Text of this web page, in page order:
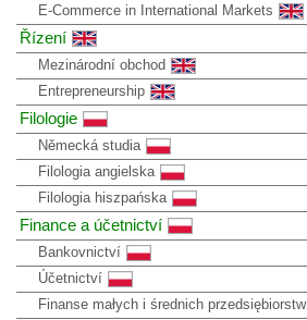
E-Commerce in International Markets
Řízení
Mezinárodní obchod
Entrepreneurship
Filologie
Německá studia
Filologia angielska
Filologia hiszpańska
Finance a účetnictví
Bankovnictví
Účetnictví
Finanse małych i średnich przedsiębiorstw